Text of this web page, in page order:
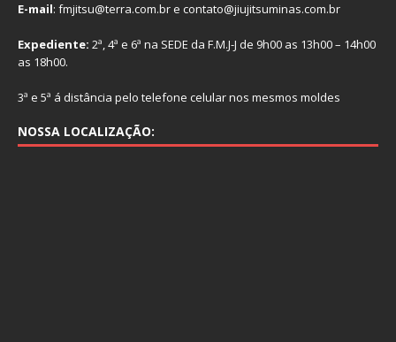
E-mail: fmjitsu@terra.com.br e contato@jiujitsuminas.com.br
Expediente: 2ª, 4ª e 6ª na SEDE da F.M.J-J de 9h00 as 13h00 – 14h00
as 18h00.
3ª e 5ª á distância pelo telefone celular nos mesmos moldes
NOSSA LOCALIZAÇÃO: